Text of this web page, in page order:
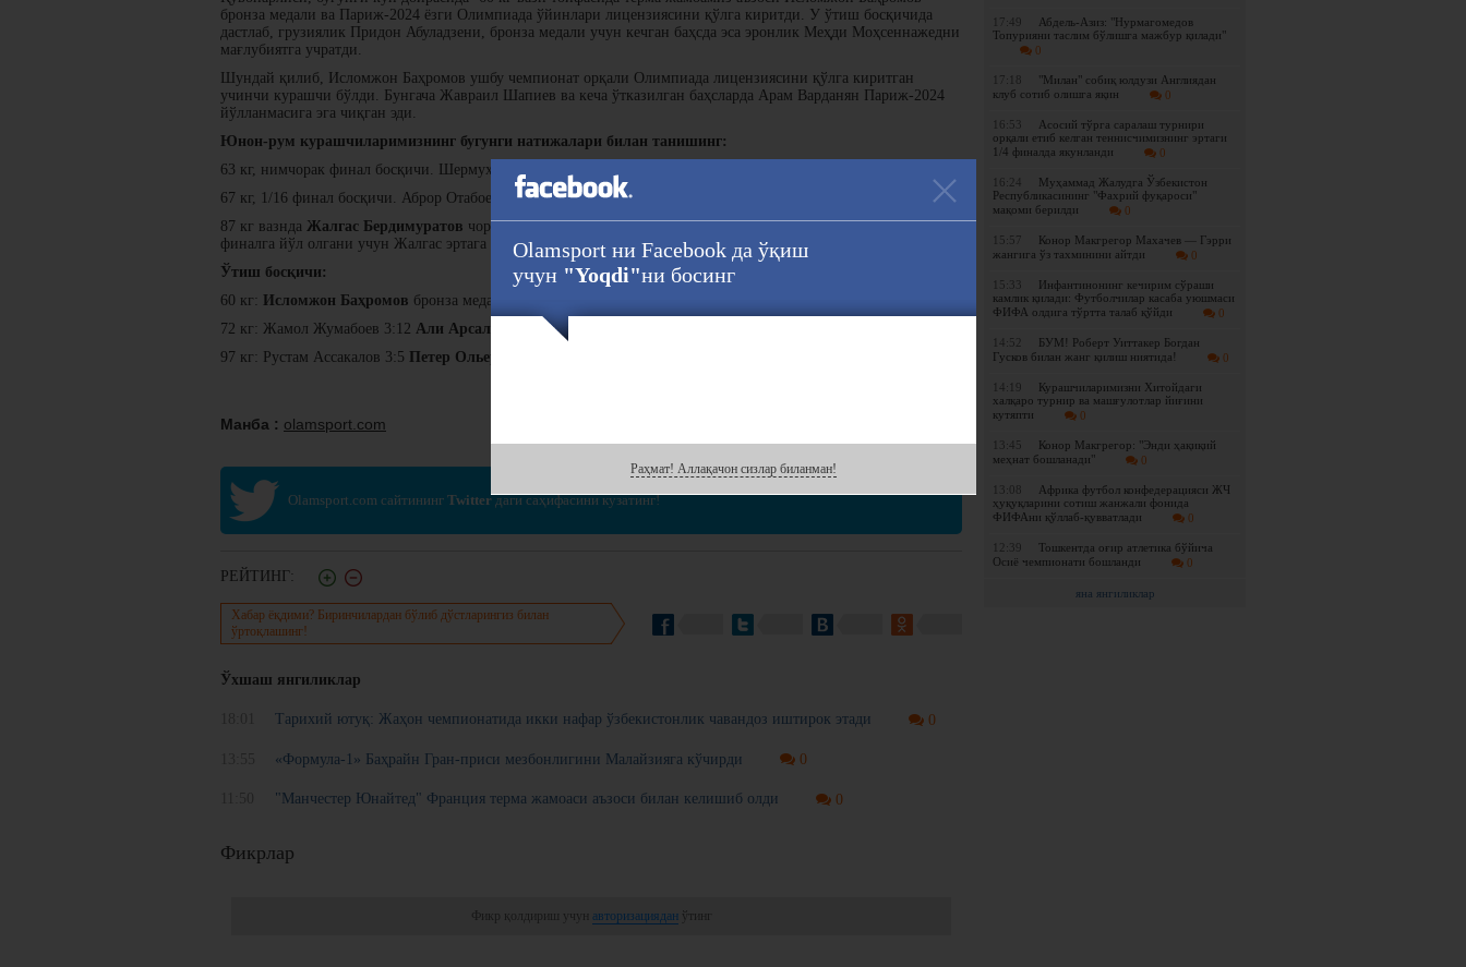
17:49
Абдель-Азиз: "Нурмагомедов
Топурияни таслим бўлишга мажбур қилади"
0
17:18
"Милан" собиқ юлдузи Англиядан
клуб сотиб олишга яқин
0
16:53
Асосий тўрга саралаш турнири
орқали етиб келган теннисчимизнинг эртаги
1/4 финалда якунланди
0
16:24
Муҳаммад Жалудга Ўзбекистон
Республикасининг "Фахрий фуқароси"
мақоми берилди
0
15:57
Конор Макгрегор Махачев — Гэрри
жангига ўз тахминини айтди
0
15:33
Инфантинонинг кечирим сўраши
камлик қилади: Футболчилар касаба уюшмаси
ФИФА олдига тўртта талаб қўйди
0
14:52
БУМ! Роберт Уиттакер Богдан
Гусков билан жанг қилиш ниятида!
0
14:19
Курашчиларимизни Хитойдаги
халқаро турнир ва машғулотлар йиғини
кутяпти
0
13:45
Конор Макгрегор: "Энди ҳақиқий
меҳнат бошланади"
0
13:08
Африка футбол конфедерацияси ЖЧ
ҳуқуқларини сотиш жанжали фонида
ФИФАни қўллаб-қувватлади
0
12:39
Тошкентда оғир атлетика бўйича
Осиё чемпионати бошланди
0
яна янгиликлар
бронза медали ва Париж-2024 ёзги Олимпиада ўйинлари лицензиясини қўлга киритди. У ўтиш босқичида
дастлаб, грузиялик Придон Абуладзени, бронза медали учун кечган баҳсда эса эронлик Меҳди Моҳсеннажедни
мағлубиятга учратди.
Шундай қилиб, Исломжон Баҳромов ушбу чемпионат орқали Олимпиада лицензиясини қўлга киритган
учинчи курашчи бўлди. Бунгача Жавраил Шапиев ва кеча ўтказилган баҳсларда Арам Варданян Париж-2024
йўлланмасига эга чиқган эди.
Юнон-рум курашчиларимизнинг бугунги натижалари билан танишинг:
63 кг, нимчорак финал босқичи. Шермуҳаммад Шарибжонов 0:7
67 кг, 1/16 финал босқичи. Аброр Отабоев 3:6Моҳаммедреза Абдулҳамид (Эрон)
87 кг вазнда Жалгас Бердимуратов чорак финал босқичида туркиялик Али Ченгизга мағлуб бўлди. Рақиби
финалга йўл олгани учун Жалгас эртага ўтиш босқичида гиламга чиқади.
Ўтиш босқичи:
60 кг:
Исломжон Баҳромов бронза медали ва Париж-2024 ёзги Олимпиадаси йўлланмасини қўлга киритди
72 кг: Жамол Жумабоев 3:12 Али Арсалан (Сербия)
97 кг: Рустам Ассакалов 3:5 Петер Ольер (Германия).
Манба : olamsport.com
Olamsport.com сайтининг Twitterдаги саҳифасини кузатинг!
РЕЙТИНГ:
Хабар ёқдими? Биринчилардан бўлиб дўстларингиз билан
ўртоқлашинг!
Ўхшаш янгиликлар
Тарихий ютуқ: Жаҳон чемпионатида икки нафар ўзбекистонлик чавандоз иштирок этади 0
«Формула-1» Баҳрайн Гран-приси мезбонлигини Малайзияга кўчирди 0
"Манчестер Юнайтед" Франция терма жамоаси аъзоси билан келишиб олди 0
Фикрлар
Фикр қолдириш учун авторизацияданўтинг
Olamsport ни Facebook да ўқиш
учун "Yoqdi"ни босинг
Раҳмат! Аллақачон сизлар биланман!